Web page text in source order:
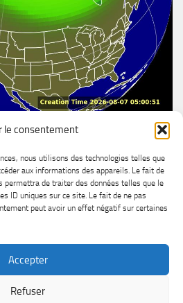
le consentement
nous utilisons des technologies telles que
aux informations des appareils. Le fait de
permettra de traiter des données telles que le
ID uniques sur ce site. Le fait de ne pas
peut avoir un effet négatif sur certaines
Accepter
Refuser